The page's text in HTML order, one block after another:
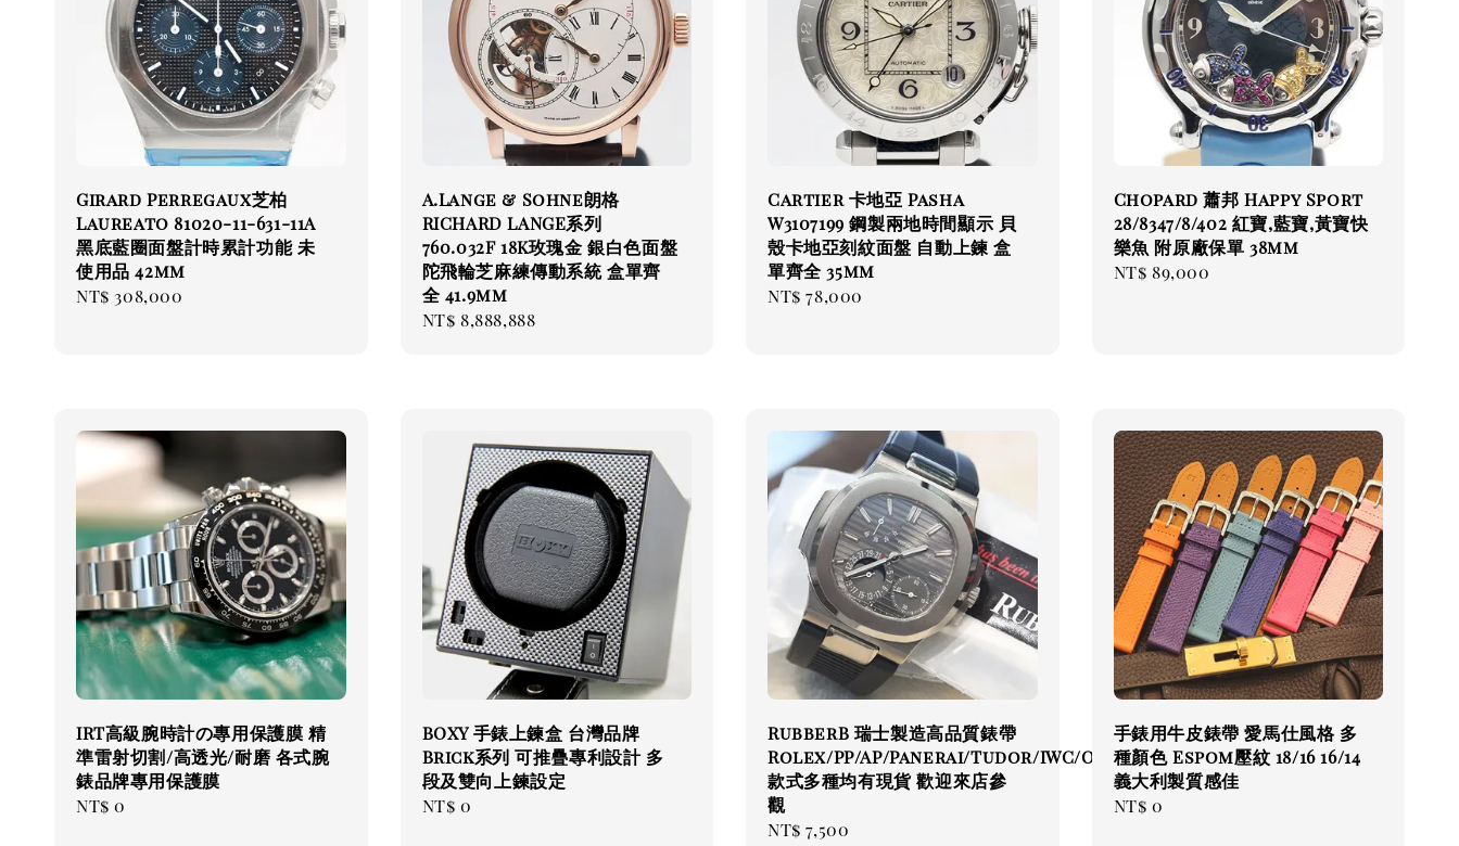
Girard Perregaux芝柏
Laureato 81020-11-631-11A
黑底藍圈面盤計時累計功能 未
使用品 42mm
Regular
NT$ 308,000
A.Lange & Sohne朗格
RICHARD LANGE系列
760.032F 18K玫瑰金 銀白色面盤
陀飛輪芝麻練傳動系統 盒單齊
全 41.9mm
Regular
NT$ 8,888,888
Cartier 卡地亞 Pasha
W3107199 鋼製兩地時間顯示 貝
殼卡地亞刻紋面盤 自動上鍊 盒
單齊全 35mm
Regular
NT$ 78,000
Chopard 蕭邦 Happy Sport
28/8347/8/402 紅寶,藍寶,黃寶快
樂魚 附原廠保單 38mm
Regular
NT$ 89,000
IRT高級腕時計の專用保護膜 精
準雷射切割/高透光/耐磨 各式腕
錶品牌專用保護膜
Regular
NT$ 0
BOXY 手錶上鍊盒 台灣品牌
Brick系列 可推疊專利設計 多
段及雙向上鍊設定
Regular
NT$ 0
RubberB 瑞士製造高品質錶帶
Rolex/PP/AP/Panerai/Tudor/IWC/Omega/Breitling
款式多種均有現貨 歡迎來店參
觀
Regular
NT$ 7,500
手錶用牛皮錶帶 愛馬仕風格 多
種顏色 Espom壓紋 18/16 16/14
義大利製質感佳
Regular
NT$ 0